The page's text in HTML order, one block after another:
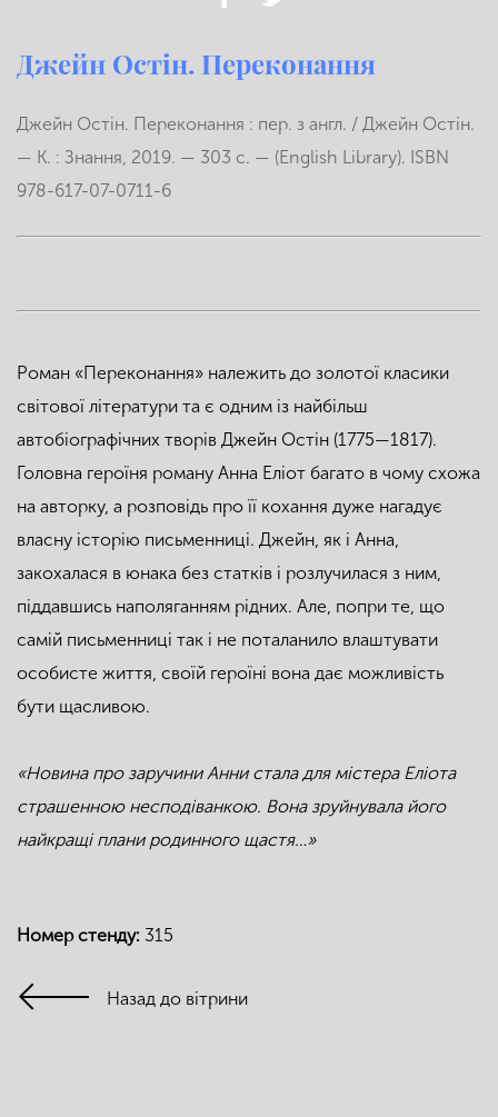
Джейн Остін. Переконання
Джейн Остін. Переконання : пер. з англ. / Джейн Остін.
— К. : Знання, 2019. — 303 с. — (English Library). ISBN
978-617-07-0711-6
Роман «Переконання» належить до золотої класики
світової літератури та є одним із найбільш
автобіографічних творів Джейн Остін (1775—1817).
Головна героїня роману Анна Еліот багато в чому схожа
на авторку, а розповідь про її кохання дуже нагадує
власну історію письменниці. Джейн, як і Анна,
закохалася в юнака без статків і розлучилася з ним,
піддавшись наполяганням рідних. Але, попри те, що
самій письменниці так і не поталанило влаштувати
особисте життя, своїй героїні вона дає можливість
бути щасливою.
«Новина про заручини Анни стала для містера Еліота
страшенною несподіванкою. Вона зруйнувала його
найкращі плани родинного щастя…»
Номер стенду: 315
Назад до вітрини